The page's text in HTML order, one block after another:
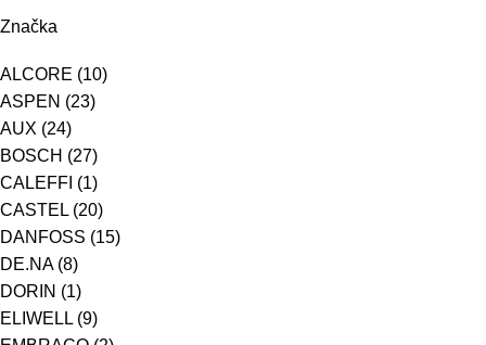
Značka
ALCORE (10)
ASPEN (23)
AUX (24)
BOSCH (27)
CALEFFI (1)
CASTEL (20)
DANFOSS (15)
DE.NA (8)
DORIN (1)
ELIWELL (9)